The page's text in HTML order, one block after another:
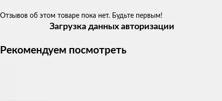
Отзывов об этом товаре пока нет. Будьте первым!
Загрузка данных авторизации
Рекомендуем посмотреть